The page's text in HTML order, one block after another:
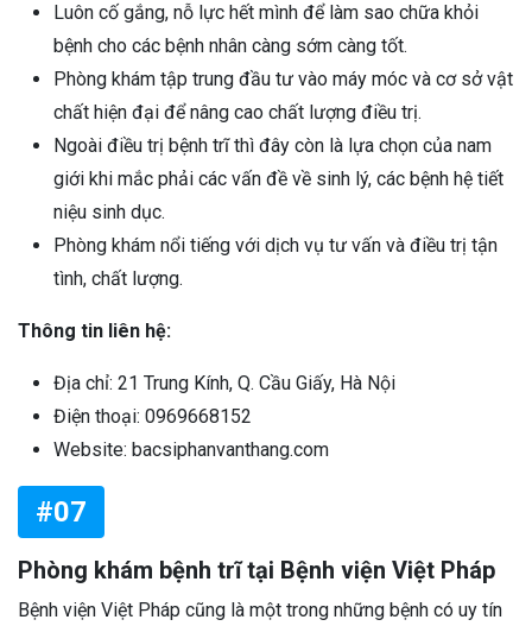
Luôn cố gắng, nỗ lực hết mình để làm sao chữa khỏi
bệnh cho các bệnh nhân càng sớm càng tốt.
Phòng khám tập trung đầu tư vào máy móc và cơ sở vật
chất hiện đại để nâng cao chất lượng điều trị.
Ngoài điều trị bệnh trĩ thì đây còn là lựa chọn của nam
giới khi mắc phải các vấn đề về sinh lý, các bệnh hệ tiết
niệu sinh dục.
Phòng khám nổi tiếng với dịch vụ tư vấn và điều trị tận
tình, chất lượng.
Thông tin liên hệ:
Địa chỉ: 21 Trung Kính, Q. Cầu Giấy, Hà Nội
Điện thoại: 0969668152
Website: bacsiphanvanthang.com
#07
Phòng khám bệnh trĩ tại Bệnh viện Việt Pháp
Bệnh viện Việt Pháp cũng là một trong những bệnh có uy tín